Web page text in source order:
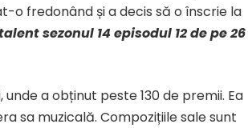
o fredonând și a decis să o înscrie la
sezonul 14 episodul 12 de pe 26
a obținut peste 130 de premii. Ea
sa muzicală. Compozițiile sale sunt